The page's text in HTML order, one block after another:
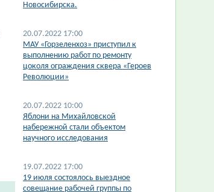
Новосибирска.
20.07.2022 17:00
МАУ «Горзеленхоз» приступил к
выполнению работ по ремонту
цоколя ограждения сквера «Героев
Революции»
20.07.2022 10:00
​Яблони на Михайловской
набережной стали объектом
научного исследования
19.07.2022 17:00
19 июля состоялось выездное
совещание рабочей группы по